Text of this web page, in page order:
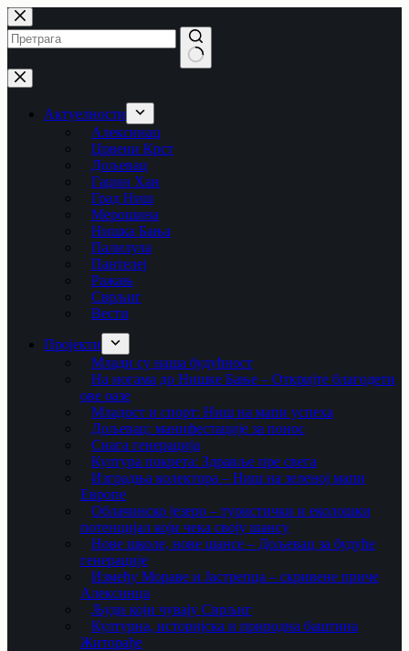
Skip
to
content
No
results
Актуелности
Алексинац
Црвени Крст
Дољевац
Гаџин Хан
Град Ниш
Мерошина
Нишка Бања
Палилула
Пантелеј
Ражањ
Сврљиг
Вести
Пројекти
Млади су наша будућност
На ногама до Нишке Бање – Откријте благодети
ове оазе
Младост и спорт: Ниш на мапи успеха
Дољевац: манифестације за понос
Снага генерација
Култура покрета: Здравље пре свега
Изградња колектора – Ниш на зеленој мапи
Европе
Облачинско језеро – туристички и еколошки
потенцијал који чека своју шансу
Нове школе, нове шансе – Дољевац за будуће
генерације
Између Мораве и Јастрепца – скривене приче
Алексинца
Људи који чувају Сврљиг
Културна, историјска и природна баштина
Житорађе